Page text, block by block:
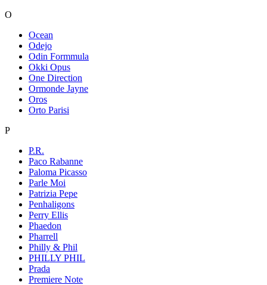
O
Ocean
Odejo
Odin Formmula
Okki Opus
One Direction
Ormonde Jayne
Oros
Orto Parisi
P
P.R.
Paco Rabanne
Paloma Picasso
Parle Moi
Patrizia Pepe
Penhaligons
Perry Ellis
Phaedon
Pharrell
Philly & Phil
PHILLY PHIL
Prada
Premiere Note